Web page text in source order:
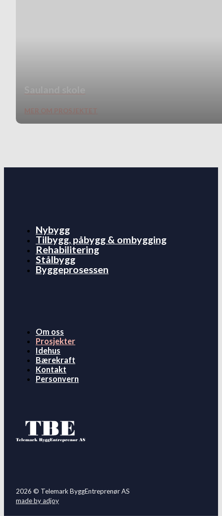
MER OM PROSJEKTET
Nybygg
Tilbygg, påbygg & ombygging
Rehabilitering
Stålbygg
Byggeprosessen
Om oss
Prosjekter
Idehus
Bærekraft
Kontakt
Personvern
2026 © Telemark ByggEntreprenør AS
made by adjoy